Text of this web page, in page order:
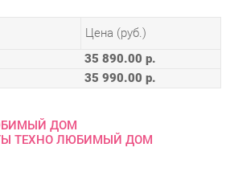
35 890.00 р.
35 990.00 р.
ДОМ
ТЕХНО ЛЮБИМЫЙ ДОМ